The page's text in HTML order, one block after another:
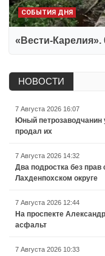
СОБЫТИЯ ДНЯ
«Вести-Карелия».
НОВОСТИ
7 Августа 2026 16:07
Юный петрозаводчанин
продал их
7 Августа 2026 14:32
Два подростка без прав
Лахденпохском округе
7 Августа 2026 12:44
На проспекте
асфальт
7 Августа 2026 10:33